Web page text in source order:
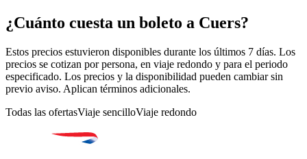
¿Cuánto cuesta un boleto a Cuers?
Estos precios estuvieron disponibles durante los últimos 7 días. Los
precios se cotizan por persona, en viaje redondo y para el periodo
especificado. Los precios y la disponibilidad pueden cambiar sin
previo aviso. Aplican términos adicionales.
Todas las ofertasViaje sencilloViaje redondo